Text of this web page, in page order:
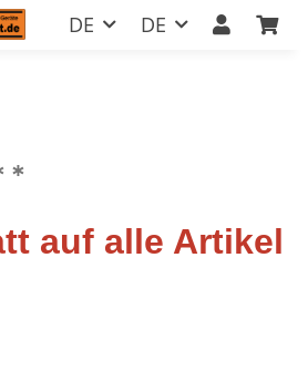
DE DE
*
auf alle Artikel